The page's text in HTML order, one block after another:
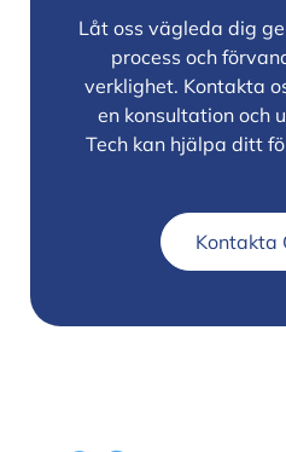
Låt oss vägleda dig
process och
verklighet. Kontakta
en konsultation och
Tech kan hjälpa ditt
Kontakta